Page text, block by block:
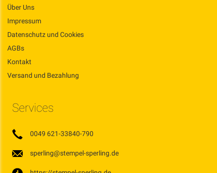
Über Uns
Impressum
Datenschutz und Cookies
AGBs
Kontakt
Versand und Bezahlung
Services
0049 621-33840-790
sperling@stempel-sperling.de